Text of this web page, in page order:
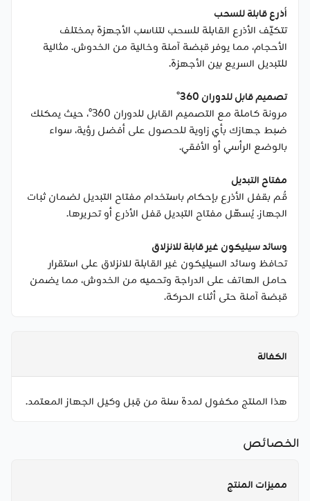
أذرع قابلة للسحب
تتكيّف الأذرع القابلة للسحب لتناسب الأجهزة بمختلف
الأحجام، مما يوفر قبضة آمنة وخالية من الخدوش. مثالية
للتبديل السريع بين الأجهزة.
تصميم قابل للدوران 360°
مرونة كاملة مع التصميم القابل للدوران 360°، حيث يمكنك
ضبط جهازك بأي زاوية للحصول على أفضل رؤية، سواء
بالوضع الرأسي أو الأفقي.
مفتاح التبديل
قُم بقفل الأذرع بإحكام باستخدام مفتاح التبديل لضمان ثبات
الجهاز. يُسهّل مفتاح التبديل قفل الأذرع أو تحريرها.
وسائد سيليكون غير قابلة للانزلاق
تحافظ وسائد السيليكون غير القابلة للانزلاق على استقرار
حامل الهاتف على الدراجة وتحميه من الخدوش، مما يضمن
قبضة آمنة حتى أثناء الحركة.
الكفالة
هذا المنتج مكفول لمدة سنة من قِبل وكيل الجهاز المعتمد.
الخصائص
مميزات المنتج